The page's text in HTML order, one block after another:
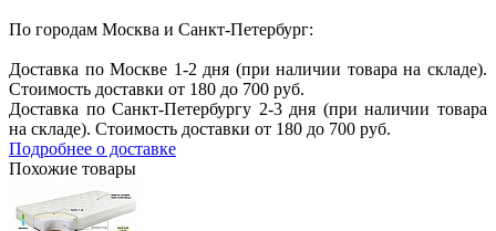
По городам Москва и Санкт-Петербург:
Доставка по Москве 1-2 дня (при наличии товара на складе).
Стоимость доставки от 180 до 700 руб.
Доставка по Санкт-Петербургу 2-3 дня (при наличии товара
на складе). Стоимость доставки от 180 до 700 руб.
Подробнее о доставке
Похожие товары